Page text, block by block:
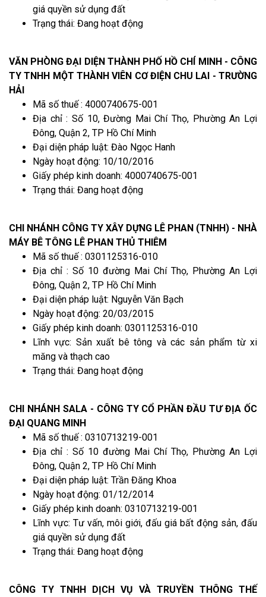
giá quyền sử dụng đất
Trạng thái: Đang hoạt động
VĂN PHÒNG ĐẠI DIỆN THÀNH PHỐ HỒ CHÍ MINH - CÔNG
TY TNHH MỘT THÀNH VIÊN CƠ ĐIỆN CHU LAI - TRƯỜNG
HẢI
Mã số thuế : 4000740675-001
Địa chỉ : Số 10, Đường Mai Chí Thọ, Phường An Lợi
Đông, Quận 2, TP Hồ Chí Minh
Đại diện pháp luật: Đào Ngọc Hanh
Ngày hoạt động: 10/10/2016
Giấy phép kinh doanh: 4000740675-001
Trạng thái: Đang hoạt động
CHI NHÁNH CÔNG TY XÂY DỰNG LÊ PHAN (TNHH) - NHÀ
MÁY BÊ TÔNG LÊ PHAN THỦ THIÊM
Mã số thuế : 0301125316-010
Địa chỉ : Số 10 đường Mai Chí Thọ, Phường An Lợi
Đông, Quận 2, TP Hồ Chí Minh
Đại diện pháp luật: Nguyễn Văn Bạch
Ngày hoạt động: 20/03/2015
Giấy phép kinh doanh: 0301125316-010
Lĩnh vực: Sản xuất bê tông và các sản phẩm từ xi
măng và thạch cao
Trạng thái: Đang hoạt động
CHI NHÁNH SALA - CÔNG TY CỔ PHẦN ĐẦU TƯ ĐỊA ỐC
ĐẠI QUANG MINH
Mã số thuế : 0310713219-001
Địa chỉ : Số 10 đường Mai Chí Thọ, Phường An Lợi
Đông, Quận 2, TP Hồ Chí Minh
Đại diện pháp luật: Trần Đăng Khoa
Ngày hoạt động: 01/12/2014
Giấy phép kinh doanh: 0310713219-001
Lĩnh vực: Tư vấn, môi giới, đấu giá bất động sản, đấu
giá quyền sử dụng đất
Trạng thái: Đang hoạt động
CÔNG TY TNHH DỊCH VỤ VÀ TRUYỀN THÔNG THẾ